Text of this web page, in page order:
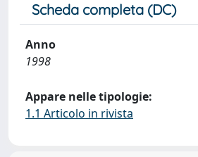
Scheda completa (DC)
Anno
1998
Appare nelle tipologie:
1.1 Articolo in rivista